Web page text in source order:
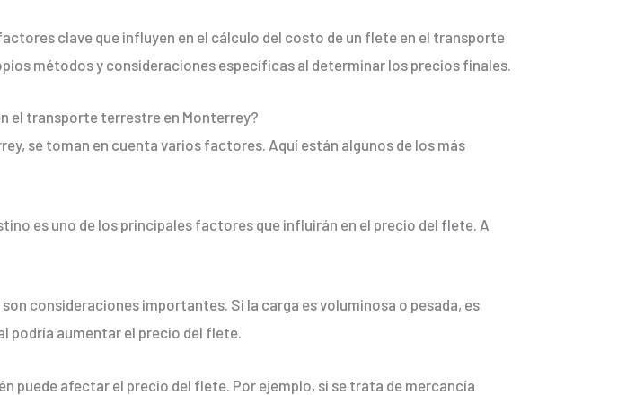
clave que influyen en el cálculo del costo de un flete en el transporte
métodos y consideraciones específicas al determinar los precios finales.
el transporte terrestre en Monterrey?
se toman en cuenta varios factores. Aquí están algunos de los más
es uno de los principales factores que influirán en el precio del flete. A
consideraciones importantes. Si la carga es voluminosa o pesada, es
podría aumentar el precio del flete.
puede afectar el precio del flete. Por ejemplo, si se trata de mercancía